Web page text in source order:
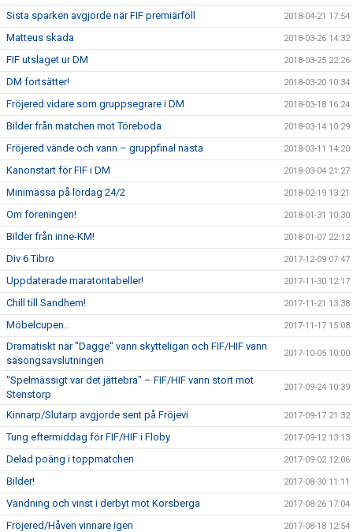
Sista sparken avgjorde när FIF premiärföll 2018-04-21 17:54
Matteus skada 2018-03-26 14:32
FIF utslaget ur DM 2018-03-25 22:26
DM fortsätter! 2018-03-20 10:34
Fröjered vidare som gruppsegrare i DM 2018-03-18 16:24
Bilder från matchen mot Töreboda 2018-03-14 10:29
Fröjered vände och vann – gruppfinal nästa 2018-03-11 14:20
Kanonstart för FIF i DM 2018-03-04 21:27
Minimässa på lördag 24/2 2018-02-19 13:21
Om föreningen! 2018-01-31 10:30
Bilder från inne-KM! 2018-01-07 22:12
Div 6 Tibro 2017-12-09 07:47
Uppdaterade maratontabeller! 2017-11-30 12:17
Chill till Sandhem! 2017-11-21 13:38
Möbelcupen.. 2017-11-17 15:08
Dramatiskt när "Dagge" vann skytteligan och FIF/HIF vann
säsongsavslutningen
2017-10-05 10:00
"Spelmässigt var det jättebra" – FIF/HIF vann stort mot
Stenstorp
2017-09-24 10:39
Kinnarp/Slutarp avgjorde sent på Fröjevi 2017-09-17 21:32
Tung eftermiddag för FIF/HIF i Floby 2017-09-12 13:13
Delad poäng i toppmatchen 2017-09-02 12:06
Bilder! 2017-08-30 11:11
Vändning och vinst i derbyt mot Korsberga 2017-08-26 17:04
Fröjered/Håven vinnare igen 2017-08-18 12:54